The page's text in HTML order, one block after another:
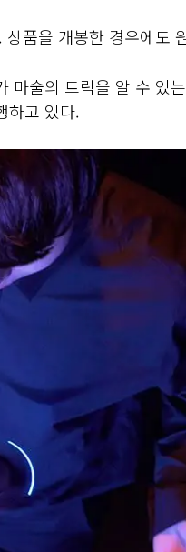
품을 개봉한 경우에도
마술의 트릭을 알 수 있
하고 있다.